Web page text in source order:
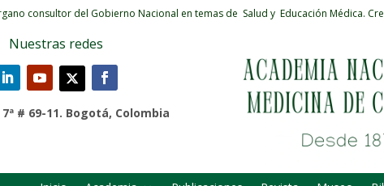
consultor del Gobierno Nacional en temas de Salud y Educación Médica.
Nuestras redes
7ª # 69-11. Bogotá, Colombia